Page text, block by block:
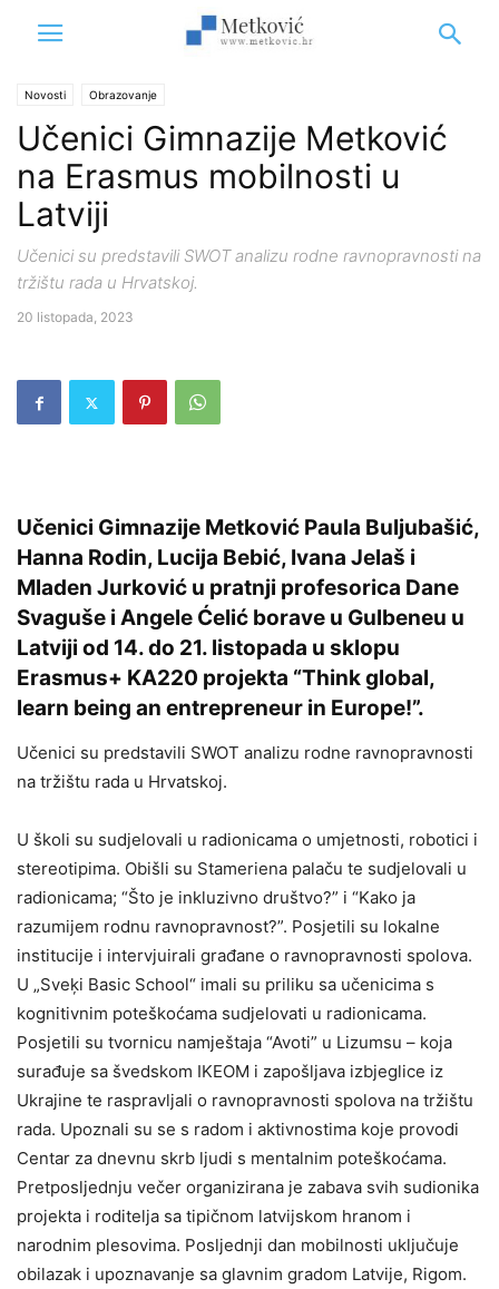
Novosti Obrazovanje
Učenici Gimnazije Metković
na Erasmus mobilnosti u
Latviji
Učenici su predstavili SWOT analizu rodne ravnopravnosti na
tržištu rada u Hrvatskoj.
20 listopada, 2023
Učenici Gimnazije Metković Paula Buljubašić,
Hanna Rodin, Lucija Bebić, Ivana Jelaš i
Mladen Jurković u pratnji profesorica Dane
Svaguše i Angele Ćelić borave u Gulbeneu u
Latviji od 14. do 21. listopada u sklopu
Erasmus+ KA220 projekta “Think global,
learn being an entrepreneur in Europe!”.
Učenici su predstavili SWOT analizu rodne ravnopravnosti
na tržištu rada u Hrvatskoj.
U školi su sudjelovali u radionicama o umjetnosti, robotici i
stereotipima. Obišli su Stameriena palaču te sudjelovali u
radionicama; “Što je inkluzivno društvo?” i “Kako ja
razumijem rodnu ravnopravnost?”. Posjetili su lokalne
institucije i intervjuirali građane o ravnopravnosti spolova.
U „Sveķi Basic School“ imali su priliku sa učenicima s
kognitivnim poteškoćama sudjelovati u radionicama.
Posjetili su tvornicu namještaja “Avoti” u Lizumsu – koja
surađuje sa švedskom IKEOM i zapošljava izbjeglice iz
Ukrajine te raspravljali o ravnopravnosti spolova na tržištu
rada. Upoznali su se s radom i aktivnostima koje provodi
Centar za dnevnu skrb ljudi s mentalnim poteškoćama.
Pretposljednju večer organizirana je zabava svih sudionika
projekta i roditelja sa tipičnom latvijskom hranom i
narodnim plesovima. Posljednji dan mobilnosti uključuje
obilazak i upoznavanje sa glavnim gradom Latvije, Rigom.